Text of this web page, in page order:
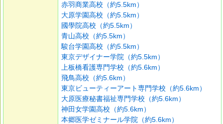
赤羽商業高校（約5.5km）
大原学園高校（約5.5km）
國學院高校（約5.5km）
青山高校（約5.5km）
駿台学園高校（約5.5km）
東京デザイナー学院（約5.5km）
上板橋看護専門学校（約5.6km）
飛鳥高校（約5.6km）
東京ビューティーアート専門学校（約5.6km）
大原医療秘書福祉専門学校（約5.6km）
神田女学園高校（約5.6km）
本郷医学ゼミナール学院（約5.6km）